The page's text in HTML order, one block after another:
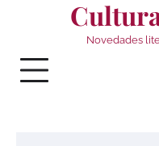
Novedades